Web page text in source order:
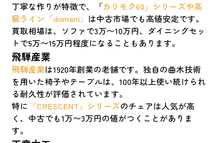
丁寧な作りが特徴で、「カリモク60」シリーズや高
級ライン「domani」 は中古市場でも高値安定です。
買取相場は、ソファで3万〜10万円、ダイニングセッ
トで5万〜15万円程度になることもあります。
飛騨産業
飛騨産業は1920年創業の老舗です。独自の曲木技術
を用いた椅子やテーブルは、100年以上使い続けられ
る耐久性が評価されています。
特に 「CRESCENT」シリーズのチェアは人気が高
く、中古でも1万〜3万円の値がつくことがありま
す。